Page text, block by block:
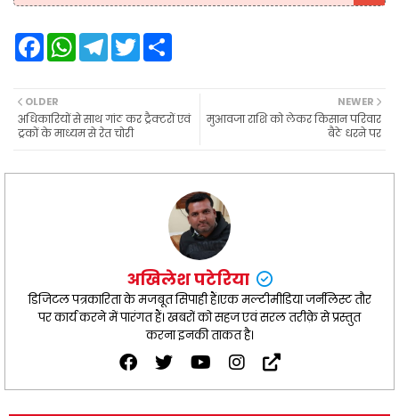
F
a
b
o
o
k
W
A
p
p
T
e
r
a
m
T
w
e
r
NEWER
मुआवजा राशि को लेकर किसान परिवार
बैठे धरने पर
OLDER
अधिकारियों से साथ गांठ कर ट्रैक्टरों एवं
ट्रकों के माध्यम से रेत चोरी
अखिलेश पटेरिया
डिजिटल पत्रकारिता के मजबूत सिपाही हैं।एक मल्टीमीडिया जर्नलिस्ट तौर
पर कार्य करने में पारंगत हैं। खबरों को सहज एवं सरल तरीक़े से प्रस्तुत
करना इनकी ताकत है।